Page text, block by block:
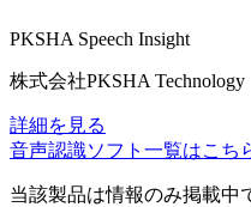
PKSHA Speech Insight
株式会社PKSHA Technology
詳細を見る
音声認識ソフト 一覧はこち
当該製品は情報のみ掲載中